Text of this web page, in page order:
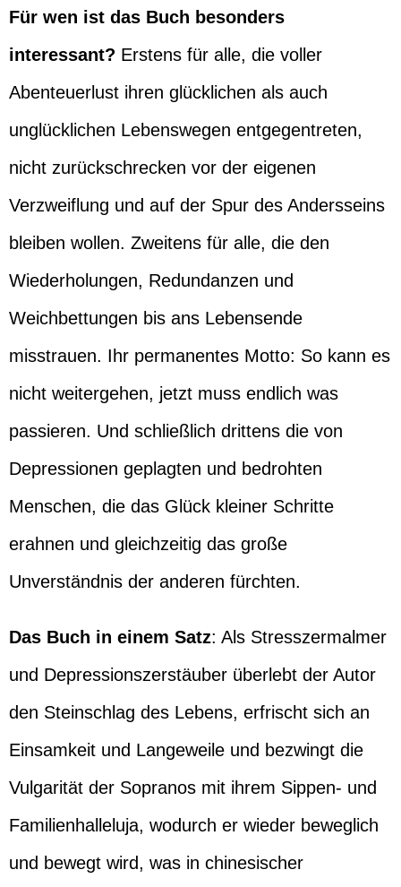
Für wen ist das Buch besonders
interessant? Erstens für alle, die voller
Abenteuerlust ihren glücklichen als auch
unglücklichen Lebenswegen entgegentreten,
nicht zurückschrecken vor der eigenen
Verzweiflung und auf der Spur des Andersseins
bleiben wollen. Zweitens für alle, die den
Wiederholungen, Redundanzen und
Weichbettungen bis ans Lebensende
misstrauen. Ihr permanentes Motto: So kann es
nicht weitergehen, jetzt muss endlich was
passieren. Und schließlich drittens die von
Depressionen geplagten und bedrohten
Menschen, die das Glück kleiner Schritte
erahnen und gleichzeitig das große
Unverständnis der anderen fürchten.
Das Buch in einem Satz: Als Stresszermalmer
und Depressionszerstäuber überlebt der Autor
den Steinschlag des Lebens, erfrischt sich an
Einsamkeit und Langeweile und bezwingt die
Vulgarität der Sopranos mit ihrem Sippen- und
Familienhalleluja, wodurch er wieder beweglich
und bewegt wird, was in chinesischer